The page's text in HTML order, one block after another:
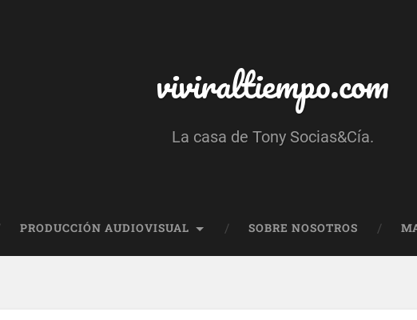
viviraltiempo.com
La casa de Tony Socias&Cía.
PRODUCCIÓN AUDIOVISUAL SOBRE NOSOTROS